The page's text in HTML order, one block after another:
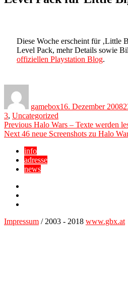
Diese Woche erscheint für ‚Little
Level Pack, mehr Details sowie
offiziellen Playstation Blog.
gamebox16. Dezember 2008
3, Uncategorized
Beitragsnavigation
Previous Previous
post:
Halo Wars – Texte werden
Next Next
46 neue Screenshots zu Halo
info
adresse
news
Impressum / 2003 - 2018 www.gbx.at